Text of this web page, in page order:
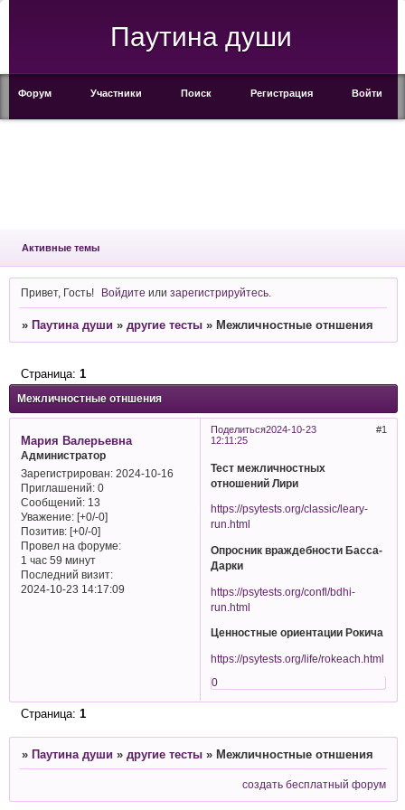
Паутина души
Форум Участники Поиск Регистрация Войти
Активные темы
Привет, Гость! Войдите илизарегистрируйтесь
» Паутина души » другие тесты » Межличностные отншения
Межличностные отншения
Страница: 1
Поделиться 1
2024-10-23
12:11:25
Мария Валерьевна
Администратор
Зарегистрирован: 2024-10-16
Приглашений:0
Сообщений:13
Уважение: [+0/-0]
Позитив: [+0/-0]
Провел на форуме:
1 час 59 минут
Последний визит:
2024-10-23 14:17:09
Тест межличностных
отношений Лири
https://psytests.org/classic/leary-
run.html
Опросник враждебности Басса-
Дарки
https://psytests.org/confl/bdhi-
run.html
Ценностные ориентации Рокича
https://psytests.org/life/rokeach.html
0
Страница: 1
» Паутина души » другие тесты » Межличностные отншения
создать бесплатный форум